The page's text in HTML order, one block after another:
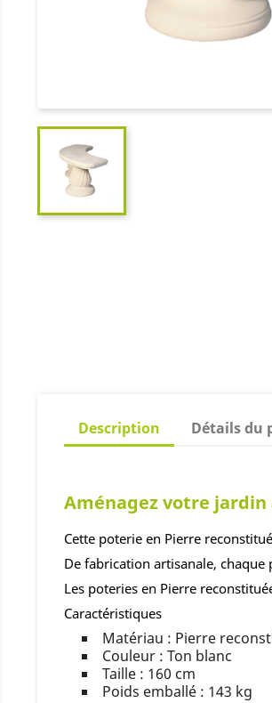
Description Détails du
Aménagez votre jardin
Cette poterie en Pierre
De fabrication artisanale,
Les poteries en Pierre
Caractéristiques
Matériau : Pierre
Couleur : Ton blanc
Taille : 160 cm
Poids emballé : 143 kg